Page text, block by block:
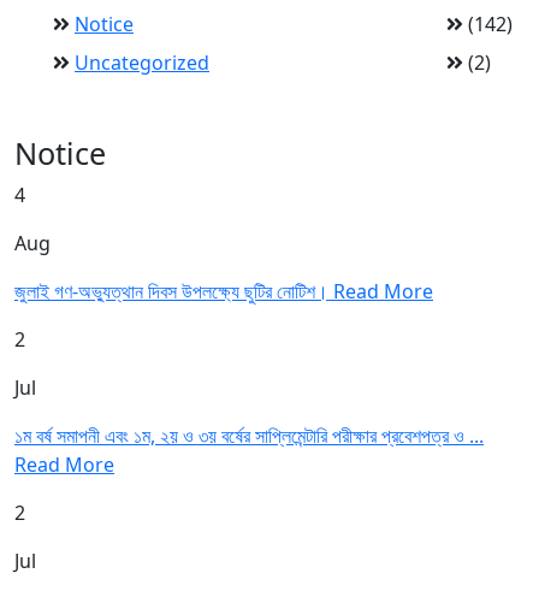
Notice
(142)
Uncategorized
(2)
Notice
4
Aug
জুলাই গণ-অভ্যুত্থান দিবস উপলক্ষ্যে ছুটির নোটিশ। Read More
2
Jul
১ম বর্ষ সমাপনী এবং ১ম, ২য় ও ৩য় বর্ষের সাপ্লিমেন্টারি পরীক্ষার প্রবেশপত্র ও ...
Read More
2
Jul